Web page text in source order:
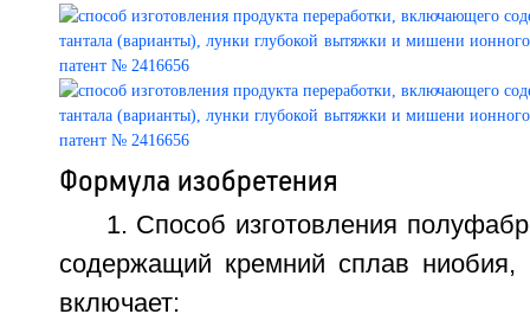
Формула изобретения
1. Способ изготовления
содержащий кремний сплав ниобия,
включает: